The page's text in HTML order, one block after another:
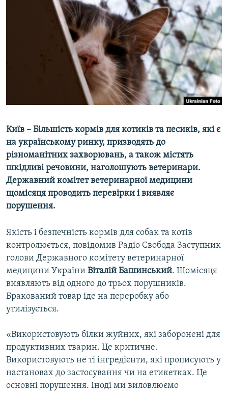
КИТАЙ.ВИКЛИКИ
МУЛЬТИМЕДІА
УКР
КТАТ
ДОЛУЧАЙСЯ!
Усі сайти RFE/RL
Київ – Більшість кормів для котиків та песиків, які є
на українському ринку, призводять до
різноманітних захворювань, а також містять
шкідливі речовини, наголошують ветеринари.
Державний комітет ветеринарної медицини
щомісяця проводить перевірки і виявляє
порушення.
Якість і безпечність кормів для собак та котів
контролюється, повідомив Радіо Свобода Заступник
голови Державного комітету ветеринарної
медицини України Віталій Башинський. Щомісяця
виявляють від одного до трьох порушників.
Бракований товар іде на переробку або
утилізується.
«Використовують білки жуйних, які заборонені для
продуктивних тварин. Це критичне.
Використовують не ті інгредієнти, які прописують у
настановах до застосування чи на етикетках. Це
основні порушення. Іноді ми виловлюємо